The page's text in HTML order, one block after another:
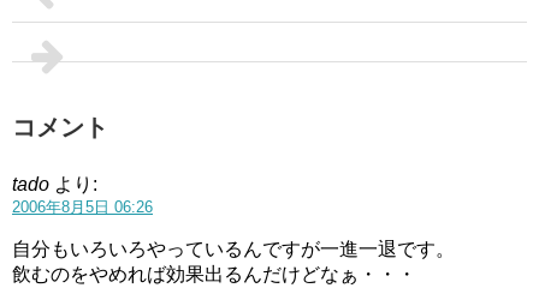
コメント
tado より:
2006年8月5日 06:26
自分もいろいろやっているんですが一進一退です。
飲むのをやめれば効果出るんだけどなぁ・・・